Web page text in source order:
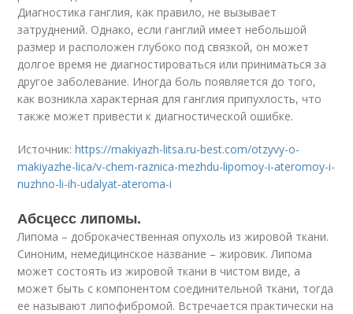
Диагностика ганглия, как правило, не вызывает
затруднений. Однако, если ганглий имеет небольшой
размер и расположен глубоко под связкой, он может
долгое время не диагностироваться или приниматься за
другое заболевание. Иногда боль появляется до того,
как возникла характерная для ганглия припухлость, что
также может привести к диагностической ошибке.
Источник:https://makiyazh-litsa.ru-best.com/otzyvy-o-
makiyazhe-lica/v-chem-raznica-mezhdu-lipomoy-i-ateromoy-i-
nuzhno-li-ih-udalyat-ateroma-i
Абсцесс липомы.
Липома – доброкачественная опухоль из жировой ткани.
Синоним, немедицинское название – жировик. Липома
может состоять из жировой ткани в чистом виде, а
может быть с компонентом соединительной ткани, тогда
ее называют липофибромой. Встречается практически на